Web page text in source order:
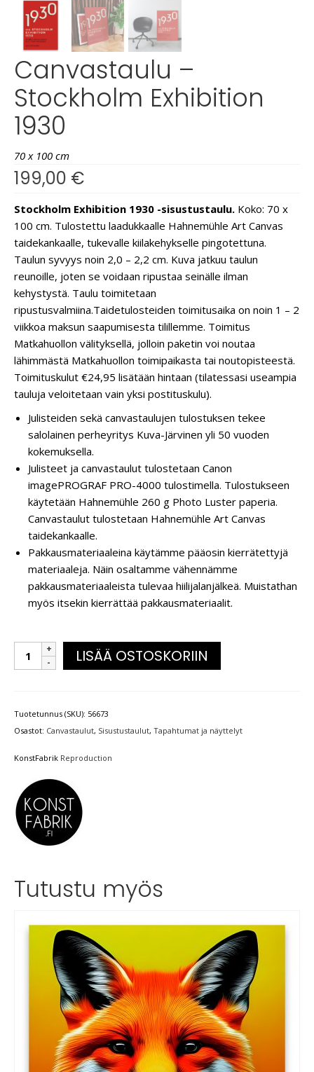
Canvastaulu –
Stockholm Exhibition
1930
70 x 100 cm
199,00 €
Stockholm Exhibition 1930 -sisustustaulu. Koko: 70 x
100 cm. Tulostettu laadukkaalle Hahnemühle Art Canvas
taidekankaalle, tukevalle kiilakehykselle pingotettuna.
Taulun syvyys noin 2,0 – 2,2 cm. Kuva jatkuu taulun
reunoille, joten se voidaan ripustaa seinälle ilman
kehystystä. Taulu toimitetaan
ripustusvalmiina.Taidetulosteiden toimitusaika on noin 1 – 2
viikkoa maksun saapumisesta tilillemme. Toimitus
Matkahuollon välityksellä, jolloin paketin voi noutaa
lähimmästä Matkahuollon toimipaikasta tai noutopisteestä.
Toimituskulut €24,95 lisätään hintaan (tilatessasi useampia
tauluja veloitetaan vain yksi postituskulu).
Julisteiden sekä canvastaulujen tulostuksen tekee
salolainen perheyritys Kuva-Järvinen yli 50 vuoden
kokemuksella.
Julisteet ja canvastaulut tulostetaan Canon
imagePROGRAF PRO-4000 tulostimella. Tulostukseen
käytetään Hahnemühle 260 g Photo Luster paperia.
Canvastaulut tulostetaan Hahnemühle Art Canvas
taidekankaalle.
Pakkausmateriaaleina käytämme pääosin kierrätettyjä
materiaaleja. Näin osaltamme vähennämme
pakkausmateriaaleista tulevaa hiilijalanjälkeä. Muistathan
myös itsekin kierrättää pakkausmateriaalit.
LISÄÄ OSTOSKORIIN
Tuotetunnus (SKU): 56673
Osastot: Canvastaulut, Sisustustaulut, Tapahtumat ja näyttelyt
KonstFabrik Reproduction
Tutustu myös